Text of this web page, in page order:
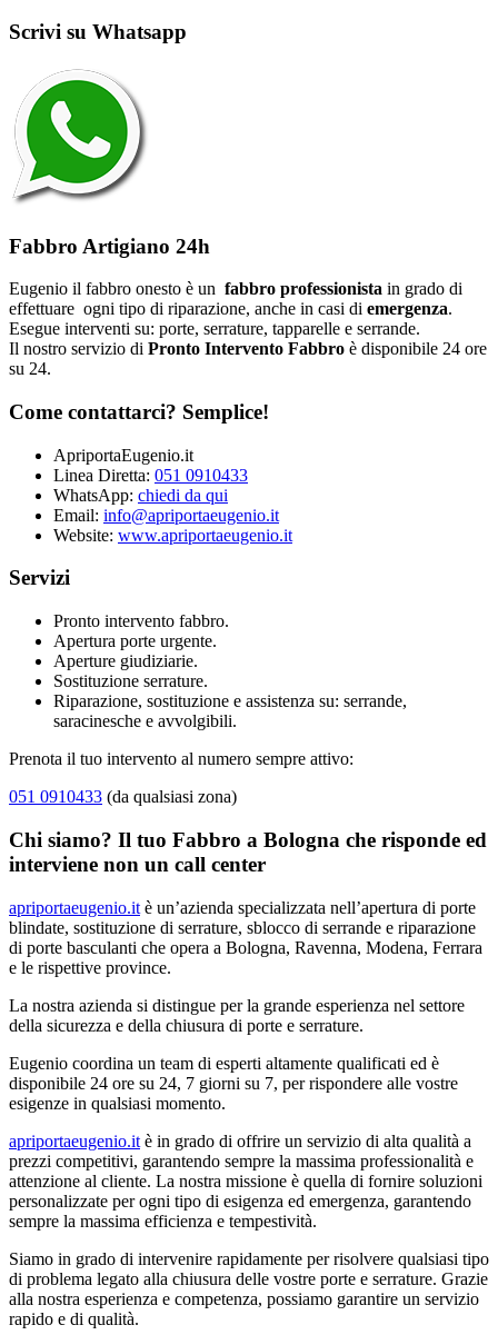
Scrivi su Whatsapp
Fabbro Artigiano 24h
Eugenio il fabbro onesto è un fabbro professionista in grado di
effettuare ogni tipo di riparazione, anche in casi di emergenza.
Esegue interventi su: porte, serrature, tapparelle e serrande.
Il nostro servizio di Pronto Intervento Fabbro è disponibile 24 ore
su 24.
Come contattarci? Semplice!
ApriportaEugenio.it
Linea Diretta: 051 0910433
WhatsApp: chiedi da qui
Email: info@apriportaeugenio.it
Website: www.apriportaeugenio.it
Servizi
Pronto intervento fabbro.
Apertura porte urgente.
Aperture giudiziarie.
Sostituzione serrature.
Riparazione, sostituzione e assistenza su: serrande,
saracinesche e avvolgibili.
Prenota il tuo intervento al numero sempre attivo:
051 0910433 (da qualsiasi zona)
Chi siamo? Il tuo Fabbro a Bologna che risponde ed
interviene non un call center
apriportaeugenio.it è un’azienda specializzata nell’apertura di porte
blindate, sostituzione di serrature, sblocco di serrande e riparazione
di porte basculanti che opera a Bologna, Ravenna, Modena, Ferrara
e le rispettive province.
La nostra azienda si distingue per la grande esperienza nel settore
della sicurezza e della chiusura di porte e serrature.
Eugenio coordina un team di esperti altamente qualificati ed è
disponibile 24 ore su 24, 7 giorni su 7, per rispondere alle vostre
esigenze in qualsiasi momento.
apriportaeugenio.it è in grado di offrire un servizio di alta qualità a
prezzi competitivi, garantendo sempre la massima professionalità e
attenzione al cliente. La nostra missione è quella di fornire soluzioni
personalizzate per ogni tipo di esigenza ed emergenza, garantendo
sempre la massima efficienza e tempestività.
Siamo in grado di intervenire rapidamente per risolvere qualsiasi tipo
di problema legato alla chiusura delle vostre porte e serrature. Grazie
alla nostra esperienza e competenza, possiamo garantire un servizio
rapido e di qualità.